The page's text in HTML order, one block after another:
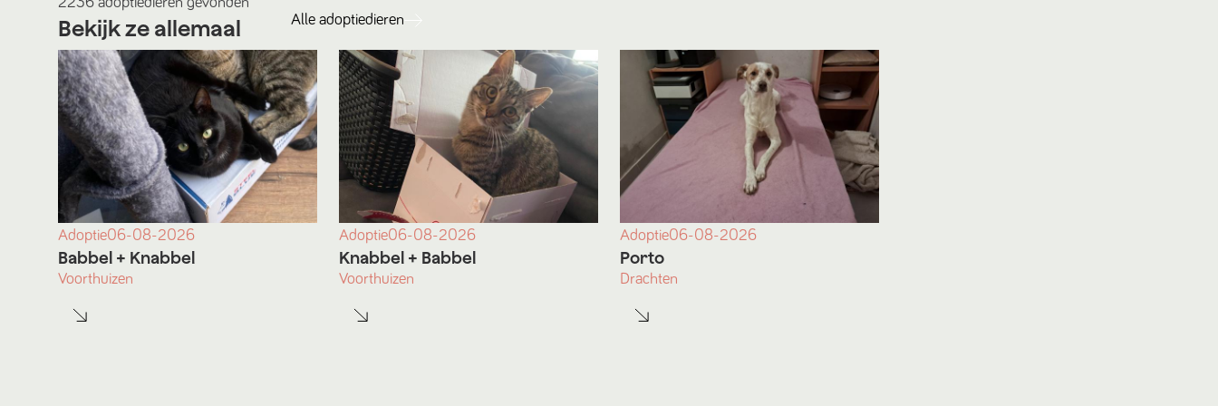
Bekijk ze allemaal Alle adoptiedieren
Adoptie06-08-2026
Babbel + Knabbel
Voorthuizen
Adoptie06-08-2026
Knabbel + Babbel
Voorthuizen
Adoptie06-08-2026
Porto
Drachten